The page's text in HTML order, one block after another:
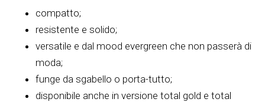
compatto;
resistente e solido;
versatile e dal mood evergreen che non passerà di
moda;
funge da sgabello o porta-tutto;
disponibile anche in versione total gold e total